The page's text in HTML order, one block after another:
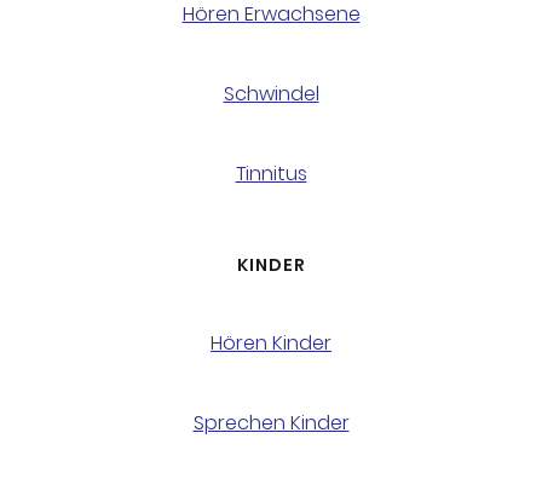
Hören Erwachsene
Schwindel
Tinnitus
KINDER
Hören Kinder
Sprechen Kinder